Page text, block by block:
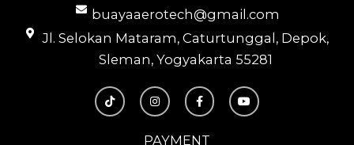
buayaaerotech@gmail.com
Jl. Selokan Mataram, Caturtunggal, Depok,
Sleman, Yogyakarta 55281
T
i
k
I
n
s
a
F
a
c
b
Y
o
u
PAYMENT